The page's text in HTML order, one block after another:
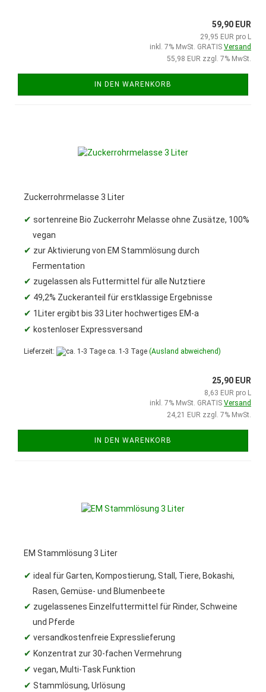
59,90 EUR
29,95 EUR pro L
inkl. 7% MwSt. GRATIS Versand
55,98 EUR zzgl. 7% MwSt.
IN DEN WARENKORB
Zuckerrohrmelasse 3 Liter
✔ sortenreine Bio Zuckerrohr Melasse ohne Zusätze, 100%
vegan
✔ zur Aktivierung von EM Stammlösung durch
Fermentation
✔ zugelassen als Futtermittel für alle Nutztiere
✔ 49,2% Zuckeranteil für erstklassige Ergebnisse
✔ 1Liter ergibt bis 33 Liter hochwertiges EM-a
✔ kostenloser Expressversand
Lieferzeit: ca. 1-3 Tage (Ausland abweichend)
25,90 EUR
8,63 EUR pro L
inkl. 7% MwSt. GRATIS Versand
24,21 EUR zzgl. 7% MwSt.
IN DEN WARENKORB
EM Stammlösung 3 Liter
✔ ideal für Garten, Kompostierung, Stall, Tiere, Bokashi,
Rasen, Gemüse- und Blumenbeete
✔ zugelassenes Einzelfuttermittel für Rinder, Schweine
und Pferde
✔ versandkostenfreie Expresslieferung
✔ Konzentrat zur 30-fachen Vermehrung
✔ vegan, Multi-Task Funktion
✔ Stammlösung, Urlösung